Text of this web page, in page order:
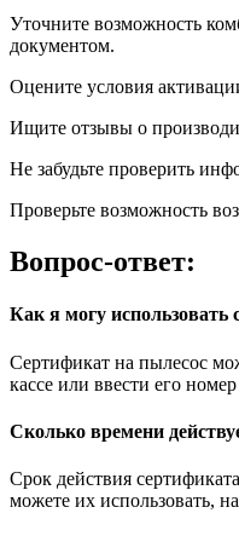
Уточните возможность
документом.
Оцените условия
Ищите отзывы о
Не забудьте проверить
Проверьте возможность
Вопрос-ответ:
Как я могу использовать
Сертификат на пылесос
кассе или ввести его
Сколько времени
Срок действия
можете их использовать,